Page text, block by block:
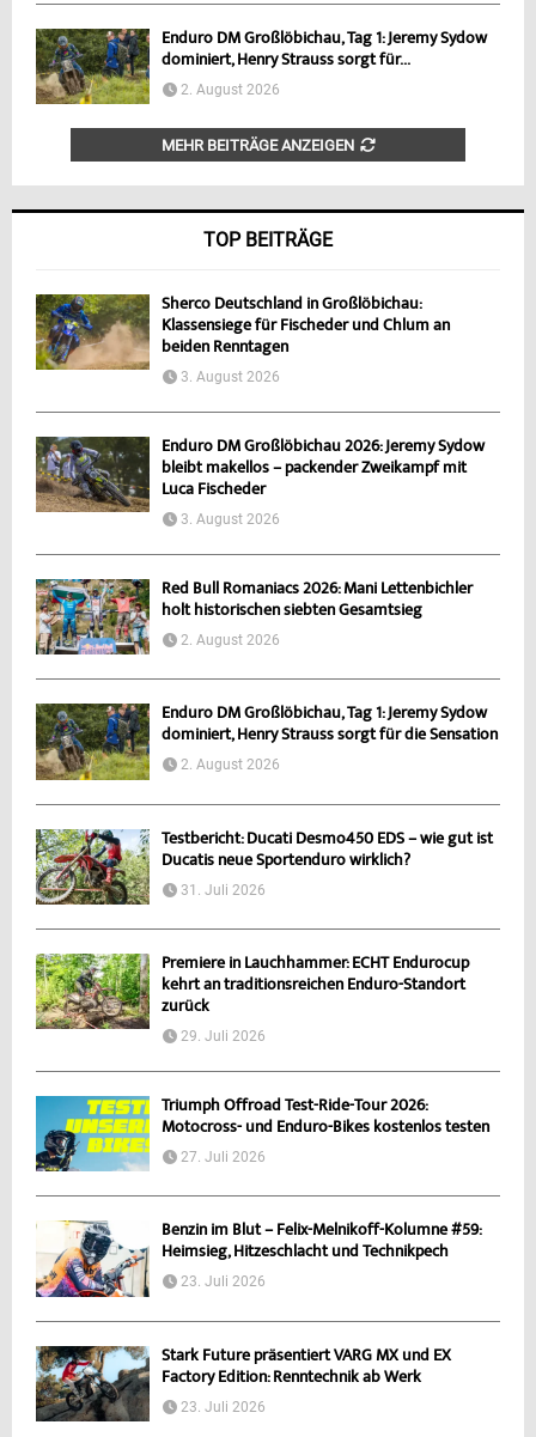
Enduro DM Großlöbichau, Tag 1: Jeremy Sydow
dominiert, Henry Strauss sorgt für...
2. August 2026
MEHR BEITRÄGE ANZEIGEN
TOP BEITRÄGE
Sherco Deutschland in Großlöbichau:
Klassensiege für Fischeder und Chlum an
beiden Renntagen
3. August 2026
Enduro DM Großlöbichau 2026: Jeremy Sydow
bleibt makellos – packender Zweikampf mit
Luca Fischeder
3. August 2026
Red Bull Romaniacs 2026: Mani Lettenbichler
holt historischen siebten Gesamtsieg
2. August 2026
Enduro DM Großlöbichau, Tag 1: Jeremy Sydow
dominiert, Henry Strauss sorgt für die Sensation
2. August 2026
Testbericht: Ducati Desmo450 EDS – wie gut ist
Ducatis neue Sportenduro wirklich?
31. Juli 2026
Premiere in Lauchhammer: ECHT Endurocup
kehrt an traditionsreichen Enduro-Standort
zurück
29. Juli 2026
Triumph Offroad Test-Ride-Tour 2026:
Motocross- und Enduro-Bikes kostenlos testen
27. Juli 2026
Benzin im Blut – Felix-Melnikoff-Kolumne #59:
Heimsieg, Hitzeschlacht und Technikpech
23. Juli 2026
Stark Future präsentiert VARG MX und EX
Factory Edition: Renntechnik ab Werk
23. Juli 2026